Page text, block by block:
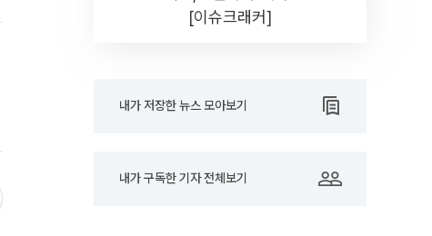
[이슈크래커]
내가 저장한 뉴스 모아보기
내가 구독한 기자 전체보기